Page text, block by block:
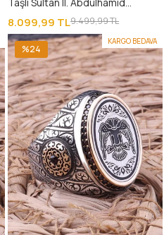
Osmanlı Tuğrası Desenli Erkek
Yüzük
8.099,99 TL9.499,99 TL
KARGO BEDAVA
%24